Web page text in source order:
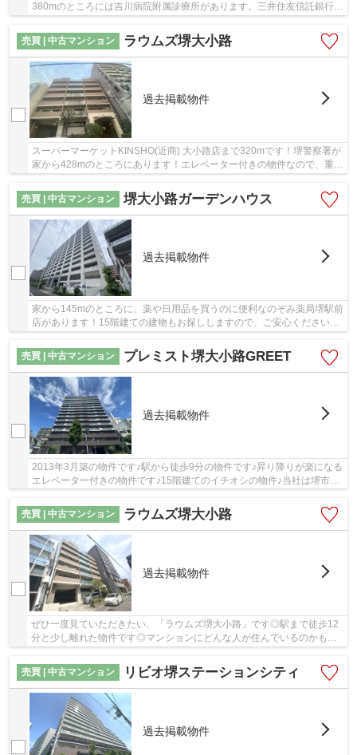
380mのところには吉川病院附属診療所があります。三井住友信託銀行堺
売買 | 中古マンション
ラウムズ堺大小路
過去掲載物件
スーパーマーケットKINSHO(近商) 大小路店まで320mです！堺警察署が
家から428mのところにあります！エレベーター付きの物件なので、重い
荷物を運ぶ時に便利です！共有部分も清潔感があ...
売買 | 中古マンション
堺大小路ガーデンハウス
過去掲載物件
家から145mのところに、薬や日用品を買うのに便利なのぞみ薬局堺駅前
店があります！15階建ての建物もお探ししますので、ご安心ください！
徒歩6分圏内に駅のある物件です！住んでいて心...
売買 | 中古マンション
プレミスト堺大小路GREET
過去掲載物件
2013年3月築の物件です♪駅から徒歩9分の物件です♪昇り降りが楽になる
エレベーター付きの物件です♪15階建てのイチオシの物件♪当社は堺市堺
売買 | 中古マンション
ラウムズ堺大小路
過去掲載物件
ぜひ一度見ていただきたい、「ラウムズ堺大小路」です◎駅まで徒歩12
分と少し離れた物件です◎マンションにどんな人が住んでいるのかも中
売買 | 中古マンション
リビオ堺ステーションシティ
過去掲載物件